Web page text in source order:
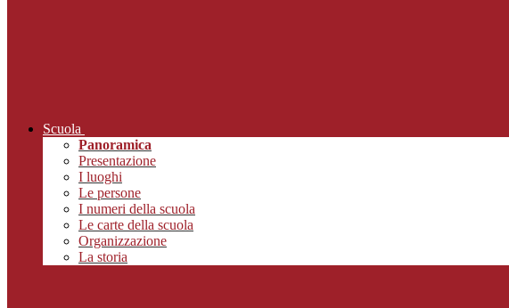
Scuola
Panoramica
Presentazione
I luoghi
Le persone
I numeri della scuola
Le carte della scuola
Organizzazione
La storia